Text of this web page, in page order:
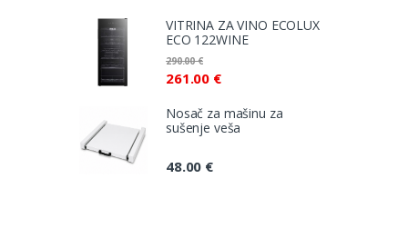
VITRINA ZA VINO ECOLUX
ECO 122WINE
261.00 €
290.00€
Nosač za mašinu za
sušenje veša
48.00 €